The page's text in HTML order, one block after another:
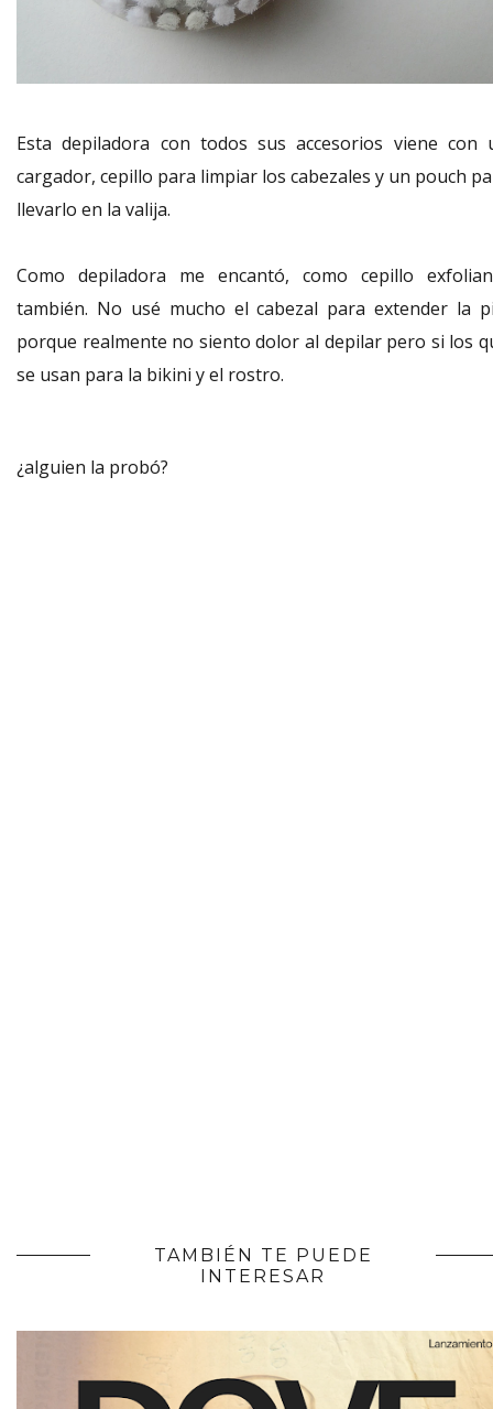
Esta depiladora con todos sus accesorios viene con
cargador, cepillo para limpiar los cabezales y un pouch
llevarlo en la valija.
Como depiladora me encantó, como cepillo
también. No usé mucho el cabezal para extender la
porque realmente no siento dolor al depilar pero si los
se usan para la bikini y el rostro.
¿alguien la probó?
TAMBIÉN TE PUEDE
INTERESAR